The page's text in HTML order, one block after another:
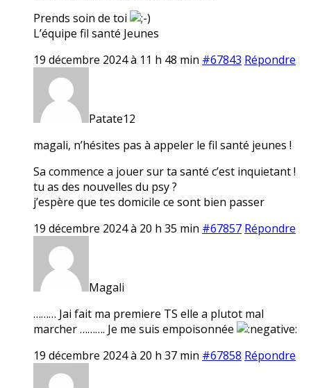
Prends soin de toi
L’équipe fil santé Jeunes
19 décembre 2024 à 11 h 48 min #67843 Répondre
Patate12
magali, n’hésites pas à appeler le fil santé jeunes !
Sa commence a jouer sur ta santé c’est inquietant !
tu as des nouvelles du psy ?
j’espère que tes domicile ce sont bien passer
19 décembre 2024 à 20 h 35 min #67857 Répondre
Magali
……… Jai fait ma premiere TS elle a plutot mal
marcher ………. Je me suis empoisonnée
19 décembre 2024 à 20 h 37 min #67858 Répondre